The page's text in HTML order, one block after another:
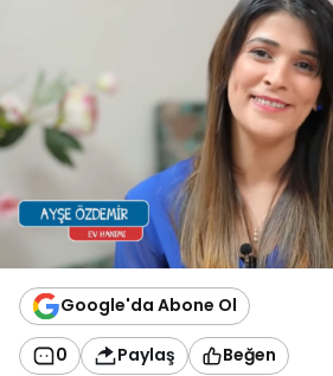
Google'da Abone Ol
0 Paylaş Beğen